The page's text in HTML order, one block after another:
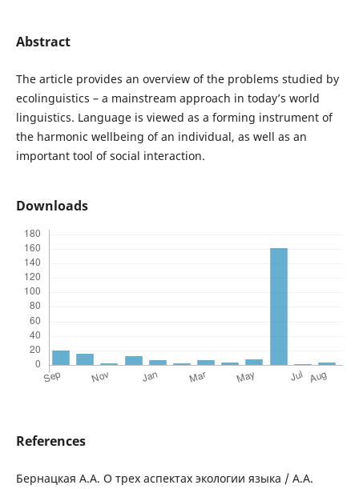
Abstract
The article provides an overview of the problems studied by
ecolinguistics – a mainstream approach in today’s world
linguistics. Language is viewed as a forming instrument of
the harmonic wellbeing of an individual, as well as an
important tool of social interaction.
Downloads
References
Бернацкая А.А. О трех аспектах экологии языка / А.А.